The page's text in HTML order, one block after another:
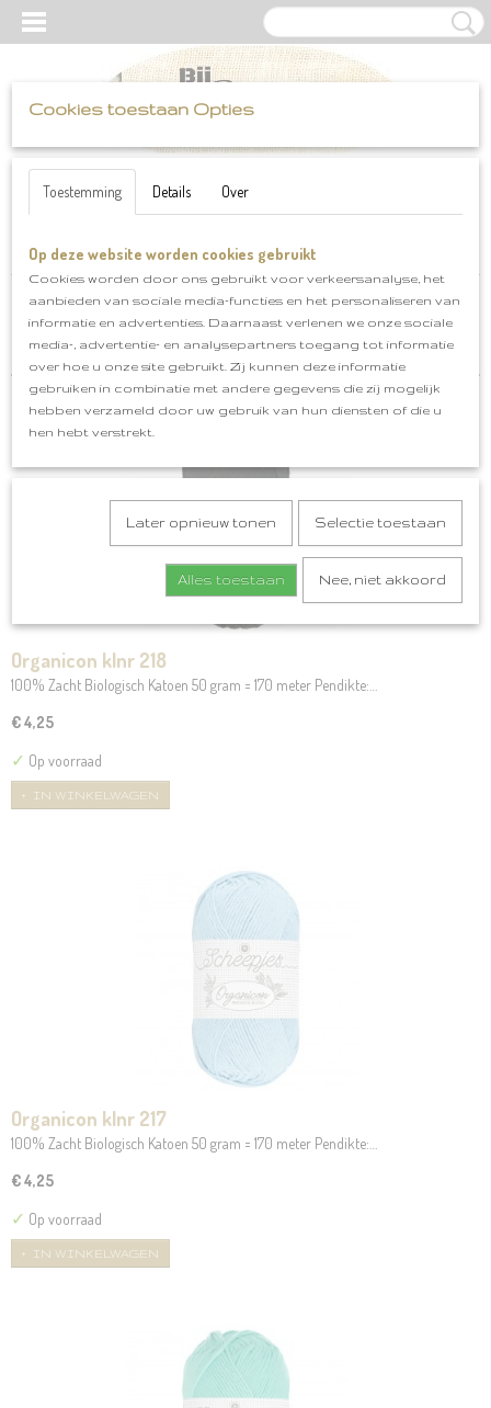
Inloggen Registreren UW WINKELWAGEN
Home >Scheepjes>organicon
Sorteer op:
Organicon klnr 218
100% Zacht Biologisch Katoen 50 gram = 170 meter Pendikte:…
€ 4,25
✓ Op voorraad
IN WINKELWAGEN
Organicon klnr 217
100% Zacht Biologisch Katoen 50 gram = 170 meter Pendikte:…
€ 4,25
✓ Op voorraad
IN WINKELWAGEN
Cookies toestaan Opties
Toestemming Details Over
Op deze website worden cookies gebruikt
Cookies worden door ons gebruikt voor verkeersanalyse, het
aanbieden van sociale media-functies en het personaliseren van
informatie en advertenties. Daarnaast verlenen we onze sociale
media-, advertentie- en analysepartners toegang tot informatie
over hoe u onze site gebruikt. Zij kunnen deze informatie
gebruiken in combinatie met andere gegevens die zij mogelijk
hebben verzameld door uw gebruik van hun diensten of die u
hen hebt verstrekt.
Later opnieuw tonen Selectie toestaan
Alles toestaan Nee, niet akkoord